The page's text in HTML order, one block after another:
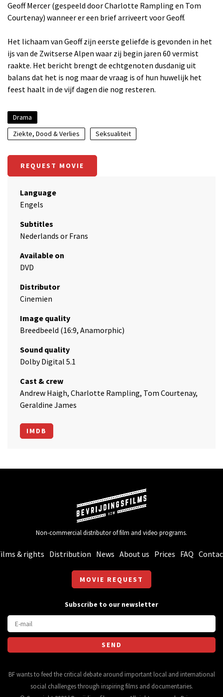
Geoff Mercer (gespeeld door Charlotte Rampling en Tom
Courtenay) wanneer er een brief arriveert voor Geoff.
Het lichaam van Geoff zijn eerste geliefde is gevonden in het
ijs van de Zwitserse Alpen waar zij begin jaren 60 vermist
raakte. Het bericht brengt de echtgenoten dusdanig uit
balans dat het is nog maar de vraag is of hun huwelijk het
feest haalt in de vijf dagen die nog resteren.
Drama
Ziekte, Dood & Verlies
Seksualiteit
REQUEST MOVIE
Language
Engels
Subtitles
Nederlands or Frans
Available on
DVD
Distributor
Cinemien
Image quality
Breedbeeld (16:9, Anamorphic)
Sound quality
Dolby Digital 5.1
Cast & crew
Andrew Haigh, Charlotte Rampling, Tom Courtenay,
Geraldine James
IMDB
Non-commercial distributor of film and video programs.
& rights Distribution News About us Prices FAQ
MOVIE REQUEST
Subscribe to our newsletter
BF wants to feed the critical debate around important local and international
social challenges through inspiring films and documentaries.